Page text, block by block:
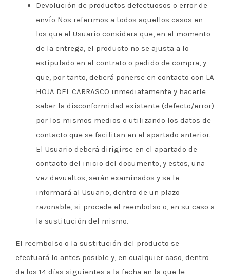
Devolución de productos defectuosos o error de
envío Nos referimos a todos aquellos casos en
los que el Usuario considera que, en el momento
de la entrega, el producto no se ajusta a lo
estipulado en el contrato o pedido de compra, y
que, por tanto, deberá ponerse en contacto con LA
HOJA DEL CARRASCO inmediatamente y hacerle
saber la disconformidad existente (defecto/error)
por los mismos medios o utilizando los datos de
contacto que se facilitan en el apartado anterior.
El Usuario deberá dirigirse en el apartado de
contacto del inicio del documento, y estos, una
vez devueltos, serán examinados y se le
informará al Usuario, dentro de un plazo
razonable, si procede el reembolso o, en su caso a
la sustitución del mismo.
El reembolso o la sustitución del producto se
efectuará lo antes posible y, en cualquier caso, dentro
de los 14 días siguientes a la fecha en la que le